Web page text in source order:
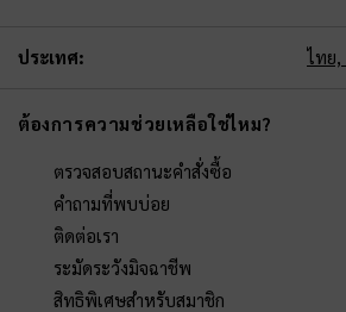
ประเทศ: ไทย,
ต้องการความช่วยเหลือใช่ไหม?
ตรวจสอบสถานะคำสั่งซื้อ
คำถามที่พบบ่อย
ติดต่อเรา
ระมัดระวังมิจฉาชีพ
สิทธิพิเศษสำหรับสมาชิก